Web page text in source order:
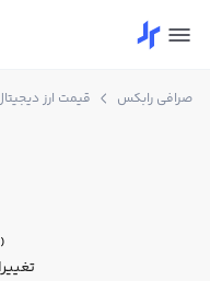
صرافی رابکس قیمت ارز
تغییرات ۲۴